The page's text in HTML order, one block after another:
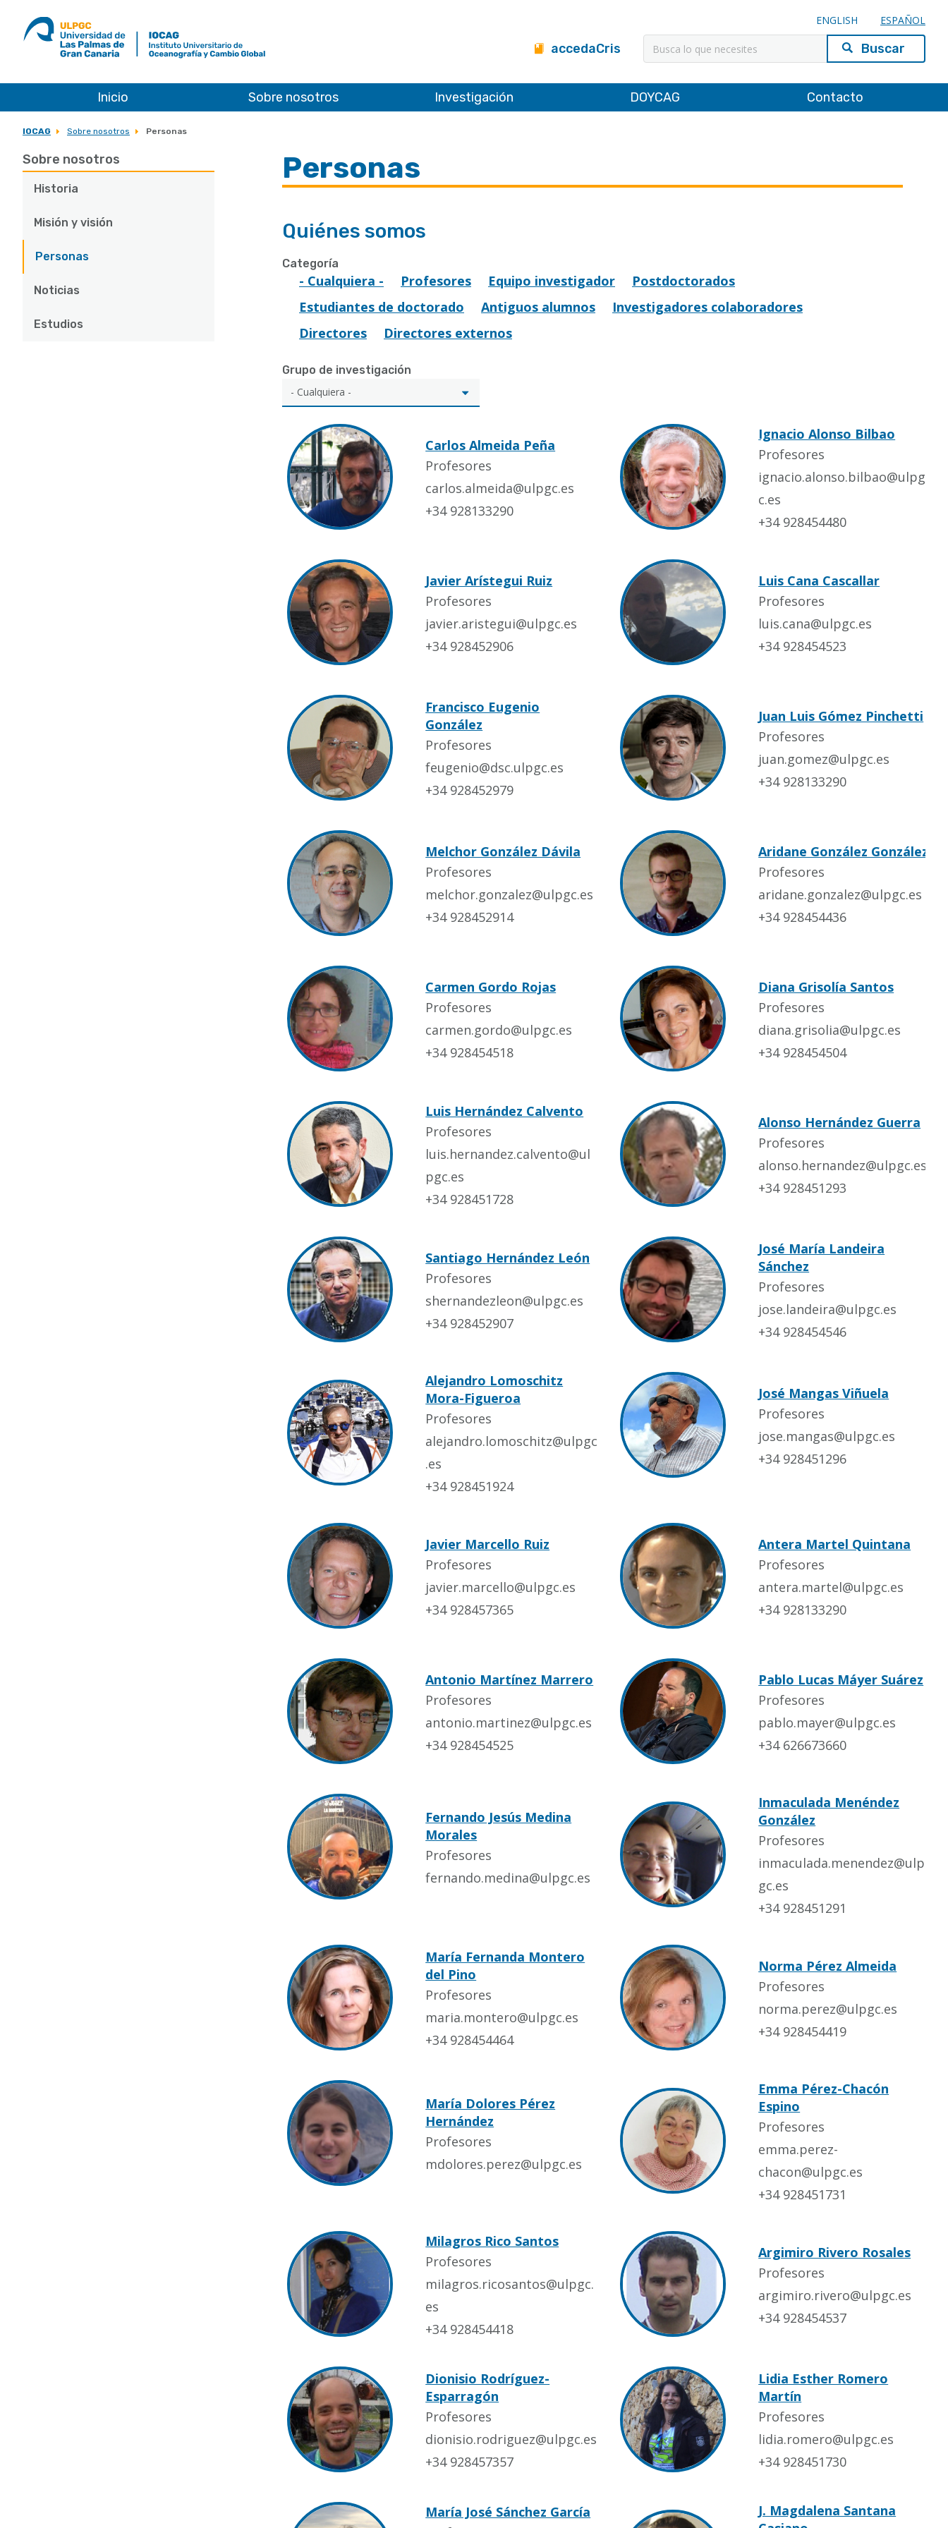
ULPGC
al
inicio
ENGLISH ESPAÑOL
accedaCris Buscar
Inicio Sobre nosotros Investigación DOYCAG Contacto
IOCAG Sobre nosotros Personas
Sobre nosotros
Historia
Misión y visión
Personas
Noticias
Estudios
Personas
Quiénes somos
Categoría
- Cualquiera - Profesores Equipo investigador
Postdoctorados
Estudiantes de doctorado
Antiguos alumnos
Investigadores colaboradores
Directores
Directores externos
Grupo de investigación
Carlos Almeida Peña
Profesores
carlos.almeida@ulpgc.es
+34 928133290
Ignacio Alonso Bilbao
Profesores
ignacio.alonso.bilbao@ulpg
c.es
+34 928454480
Javier Arístegui Ruiz
Profesores
javier.aristegui@ulpgc.es
+34 928452906
Luis Cana Cascallar
Profesores
luis.cana@ulpgc.es
+34 928454523
Francisco Eugenio
González
Profesores
feugenio@dsc.ulpgc.es
+34 928452979
Juan Luis Gómez Pinchetti
Profesores
juan.gomez@ulpgc.es
+34 928133290
Melchor González Dávila
Profesores
melchor.gonzalez@ulpgc.es
+34 928452914
Aridane González González
Profesores
aridane.gonzalez@ulpgc.es
+34 928454436
Carmen Gordo Rojas
Profesores
carmen.gordo@ulpgc.es
+34 928454518
Diana Grisolía Santos
Profesores
diana.grisolia@ulpgc.es
+34 928454504
Luis Hernández Calvento
Profesores
luis.hernandez.calvento@ul
pgc.es
+34 928451728
Alonso Hernández Guerra
Profesores
alonso.hernandez@ulpgc.es
+34 928451293
Santiago Hernández León
Profesores
shernandezleon@ulpgc.es
+34 928452907
José María Landeira
Sánchez
Profesores
jose.landeira@ulpgc.es
+34 928454546
Alejandro Lomoschitz
Mora-Figueroa
Profesores
alejandro.lomoschitz@ulpgc
.es
+34 928451924
José Mangas Viñuela
Profesores
jose.mangas@ulpgc.es
+34 928451296
Javier Marcello Ruiz
Profesores
javier.marcello@ulpgc.es
+34 928457365
Antera Martel Quintana
Profesores
antera.martel@ulpgc.es
+34 928133290
Antonio Martínez Marrero
Profesores
antonio.martinez@ulpgc.es
+34 928454525
Pablo Lucas Máyer Suárez
Profesores
pablo.mayer@ulpgc.es
+34 626673660
Fernando Jesús Medina
Morales
Profesores
fernando.medina@ulpgc.es
Inmaculada Menéndez
González
Profesores
inmaculada.menendez@ulp
gc.es
+34 928451291
María Fernanda Montero
del Pino
Profesores
maria.montero@ulpgc.es
+34 928454464
Norma Pérez Almeida
Profesores
norma.perez@ulpgc.es
+34 928454419
María Dolores Pérez
Hernández
Profesores
mdolores.perez@ulpgc.es
Emma Pérez-Chacón
Espino
Profesores
emma.perez-
chacon@ulpgc.es
+34 928451731
Milagros Rico Santos
Profesores
milagros.ricosantos@ulpgc.
es
+34 928454418
Argimiro Rivero Rosales
Profesores
argimiro.rivero@ulpgc.es
+34 928454537
Dionisio Rodríguez-
Esparragón
Profesores
dionisio.rodriguez@ulpgc.es
+34 928457357
Lidia Esther Romero
Martín
Profesores
lidia.romero@ulpgc.es
+34 928451730
María José Sánchez García
J. Magdalena Santana